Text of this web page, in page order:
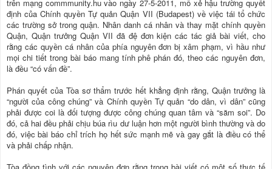
trên mạng commmunity.hu vào ngày 27-5-2011, mổ xẻ hậu trường quyết
định của Chính quyền Tự quản Quận VII (Budapest) về việc tái tổ chức
các trường sở trong quận. Nhân danh cá nhân và thay mặt chính quyền
Quận, Quận trưởng Quận VII đã đệ đơn kiện các tác giả bài viết, cho
rằng các quyền cá nhân của phía nguyên đơn bị xâm phạm, vì hầu như
mọi chi tiết trong bài báo mang tính phê phán đó, theo các nguyên đơn,
là đều “có vấn đề”.
Phán quyết của Tòa sơ thẩm trước hết khẳng định rằng, Quận trưởng là
“người của công chúng” và Chính quyền Tự quản “do dân, vì dân” cũng
phải được coi là đối tượng được công chúng quan tâm và “săm soi”. Do
đó, cả hai đều phải chịu búa rìu dư luận hơn một người bình thường và do
đó, việc bài báo chỉ trích họ hết sức mạnh mẽ và gay gắt là điều có thể
và phải chấp nhận.